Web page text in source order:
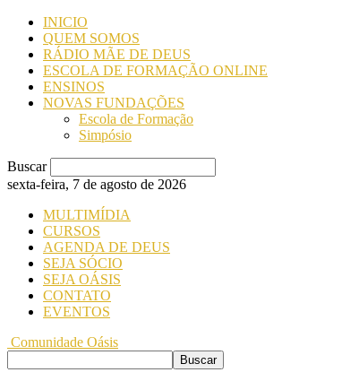
INICIO
QUEM SOMOS
RÁDIO MÃE DE DEUS
ESCOLA DE FORMAÇÃO ONLINE
ENSINOS
NOVAS FUNDAÇÕES
Escola de Formação
Simpósio
Buscar
sexta-feira, 7 de agosto de 2026
MULTIMÍDIA
CURSOS
AGENDA DE DEUS
SEJA SÓCIO
SEJA OÁSIS
CONTATO
EVENTOS
Comunidade Oásis